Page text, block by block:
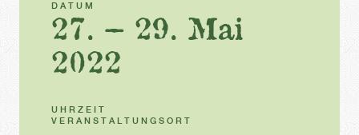
DATUM
27. – 29. Mai
2022
UHRZEIT
VERANSTALTUNGSORT